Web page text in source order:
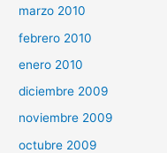
marzo 2010
febrero 2010
enero 2010
diciembre 2009
noviembre 2009
octubre 2009